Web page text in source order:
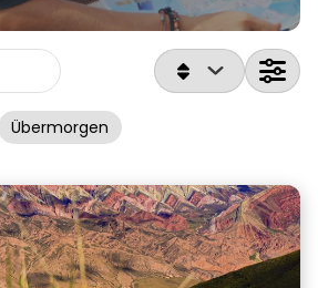
Übermorgen